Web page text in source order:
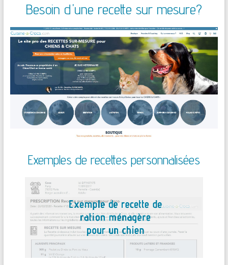
Besoin d'une recette sur mesure?
Exemples de recettes personnalisées